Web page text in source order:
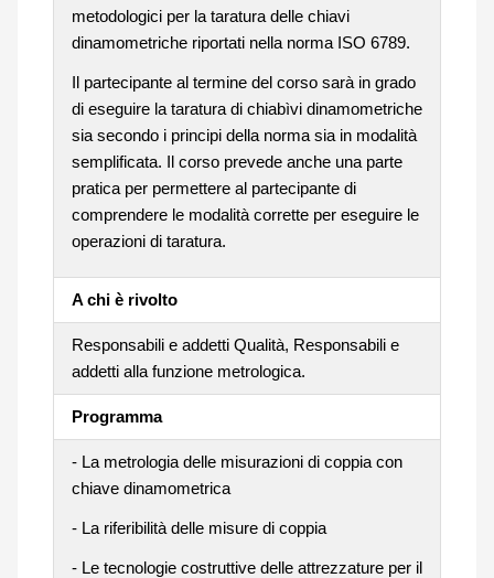
metodologici per la taratura delle chiavi
dinamometriche riportati nella norma ISO 6789.
Il partecipante al termine del corso sarà in grado
di eseguire la taratura di chiabìvi dinamometriche
sia secondo i principi della norma sia in modalità
semplificata. Il corso prevede anche una parte
pratica per permettere al partecipante di
comprendere le modalità corrette per eseguire le
operazioni di taratura.
A chi è rivolto
Responsabili e addetti Qualità, Responsabili e
addetti alla funzione metrologica.
Programma
- La metrologia delle misurazioni di coppia con
chiave dinamometrica
- La riferibilità delle misure di coppia
- Le tecnologie costruttive delle attrezzature per il